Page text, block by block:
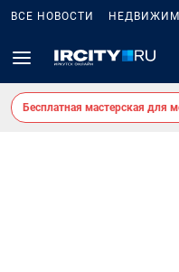
ВСЕ НОВОСТИ
Бесплатная мастерская для